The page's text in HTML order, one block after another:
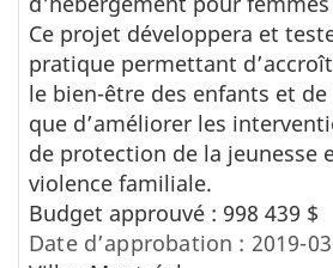
Ce projet développera et
pratique permettant
le bien-être des enfants et
que d’améliorer les
de protection de la jeunesse
violence familiale.
Budget approuvé : 998 439 $
Date d’approbation : 2019-